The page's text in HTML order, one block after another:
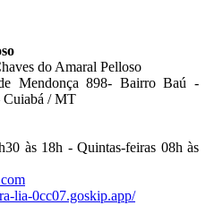
do Amaral Pelloso
Mendonça 898- Bairro Baú -
Cuiabá / MT
às 18h - Quintas-feiras 08h às
lia-0cc07.goskip.app/